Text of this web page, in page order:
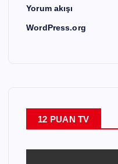
Yorum akışı
WordPress.org
12 PUAN TV